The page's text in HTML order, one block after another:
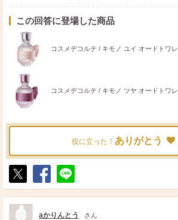
この回答に登場した商品
コスメデコルテ / キモノ ユイ オードトワレ
コスメデコルテ / キモノ ツヤ オードトワレ
役に立った！ ありがとう
ポ
ス
ト
シ
ェ
送
る
aかりんとう さん